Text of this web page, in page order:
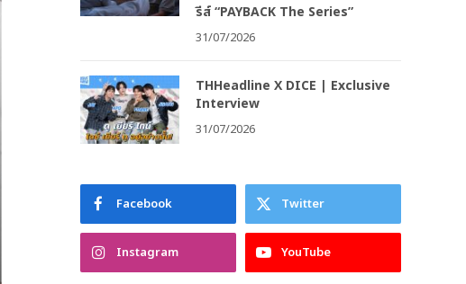
รีส์ “PAYBACK The Series”
31/07/2026
THHeadline X DICE | Exclusive
Interview
31/07/2026
Facebook Twitter
Instagram YouTube